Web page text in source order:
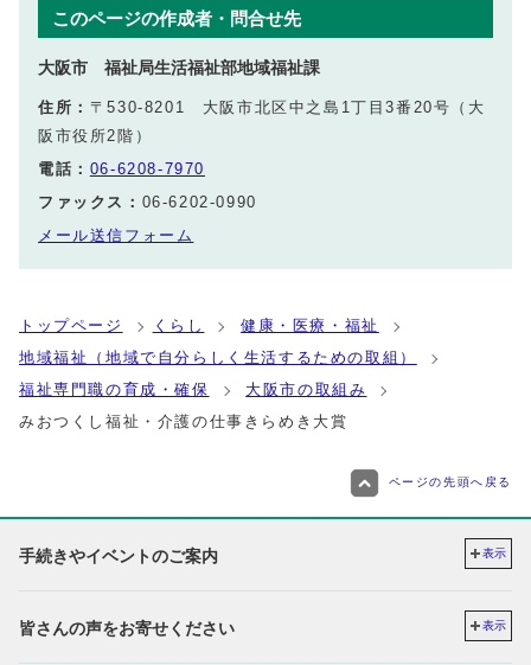
このページの作成者・問合せ先
大阪市 福祉局生活福祉部地域福祉課
住所： 〒530-8201 大阪市北区中之島1丁目3番20号（大
阪市役所2階）
電話： 06-6208-7970
ファックス： 06-6202-0990
メール送信フォーム
トップページ くらし
健康・医療・福祉
地域福祉（地域で自分らしく生活するための取組）
福祉専門職の育成・確保
大阪市の取組み
みおつくし福祉・介護の仕事きらめき大賞
ページの先頭へ戻る
手続きやイベントのご案内 表示
皆さんの声をお寄せください 表示